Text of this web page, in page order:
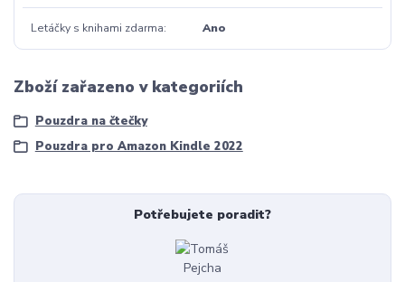
Letáčky s knihami zdarma Ano
Zboží zařazeno v kategoriích
Pouzdra na čtečky
Pouzdra pro Amazon Kindle 2022
Potřebujete poradit?